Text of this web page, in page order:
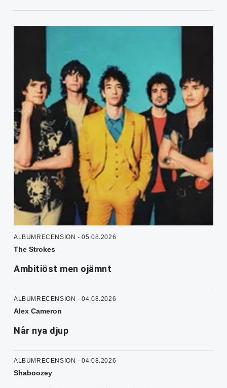
ALBUMRECENSION - 05.08.2026
The Strokes
Ambitiöst men ojämnt
ALBUMRECENSION - 04.08.2026
Alex Cameron
Når nya djup
ALBUMRECENSION - 04.08.2026
Shaboozey